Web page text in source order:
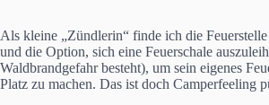
Als kleine „Zündlerin“ finde ich die Feuerstelle
und die Option, sich eine Feuerschale
Waldbrandgefahr besteht), um sein eigenes
Platz zu machen. Das ist doch Camperfeeling